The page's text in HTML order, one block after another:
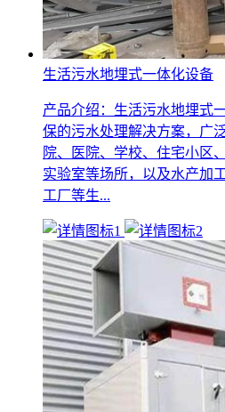
生活污水地埋式一体化设备
产品介绍：生活污水地埋式
保的污水处理解决方案，广
院、医院、学校、住宅小区
实验室等场所，以及水产加
工厂等生...